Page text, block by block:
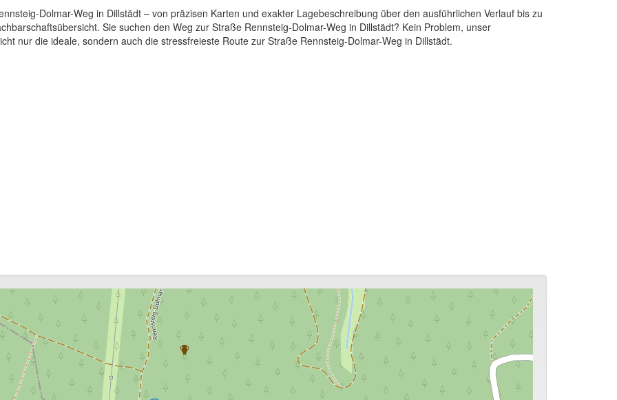
Dolmar-Weg in Dillstädt – von präzisen Karten und exakter Lagebeschreibung über den ausführlichen Verlauf bis zu
Sie suchen den Weg zur Straße Rennsteig-Dolmar-Weg in Dillstädt? Kein Problem, unser
nur die ideale, sondern auch die stressfreieste Route zur Straße Rennsteig-Dolmar-Weg in Dillstädt.